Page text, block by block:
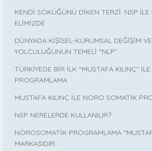
KENDİ SÖKÜĞÜNÜ DİKEN TERZİ: NSP
ELİMİZDE
DÜNYADA KİŞİSEL-KURUMSAL DEĞİŞİM
YOLCULUĞUNUN TEMELİ “NLP”
TÜRKİYEDE BİR İLK “MUSTAFA KILINÇ”
PROGRAMLAMA
MUSTAFA KILINÇ İLE NÖRO SOMATİK
NSP NERELERDE KULLANILIR?
NÖROSOMATİK PROGRAMLAMA
MARKASIDIR…